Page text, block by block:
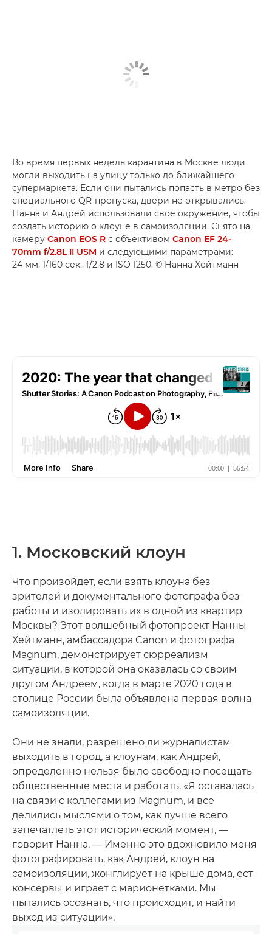
Во время первых недель карантина в Москве люди
могли выходить на улицу только до ближайшего
супермаркета. Если они пытались попасть в метро без
специального QR-пропуска, двери не открывались.
Нанна и Андрей использовали свое окружение, чтобы
создать историю о клоуне в самоизоляции. Снято на
камеру Canon EOS R с объективом Canon EF 24-
70mm f/2.8L II USM и следующими параметрами:
24 мм, 1/160 сек., f/2.8 и ISO 1250. © Нанна Хейтманн
1. Московский клоун
Что произойдет, если взять клоуна без
зрителей и документального фотографа без
работы и изолировать их в одной из квартир
Москвы? Этот волшебный фотопроект Нанны
Хейтманн, амбассадора Canon и фотографа
Magnum, демонстрирует сюрреализм
ситуации, в которой она оказалась со своим
другом Андреем, когда в марте 2020 года в
столице России была объявлена первая волна
самоизоляции.
Они не знали, разрешено ли журналистам
выходить в город, а клоунам, как Андрей,
определенно нельзя было свободно посещать
общественные места и работать. «Я оставалась
на связи с коллегами из Magnum, и все
делились мыслями о том, как лучше всего
запечатлеть этот исторический момент, —
говорит Нанна. — Именно это вдохновило меня
фотографировать, как Андрей, клоун на
самоизоляции, жонглирует на крыше дома, ест
консервы и играет с марионетками. Мы
пытались осознать, что происходит, и найти
выход из ситуации».